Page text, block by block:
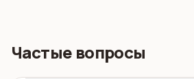
Частые вопросы